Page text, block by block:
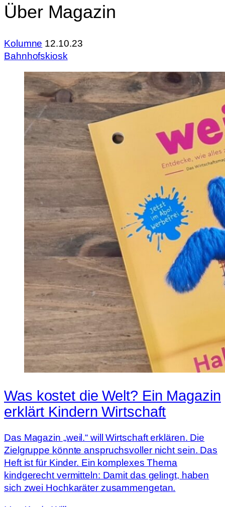
Über Magazin
Kolumne 12.10.23
Bahnhofskiosk
Was kostet die Welt? Ein Magazin
erklärt Kindern Wirtschaft
Das Magazin „weil.“ will Wirtschaft erklären. Die
Zielgruppe könnte anspruchsvoller nicht sein. Das
Heft ist für Kinder. Ein komplexes Thema
kindgerecht vermitteln: Damit das gelingt, haben
sich zwei Hochkaräter zusammengetan.